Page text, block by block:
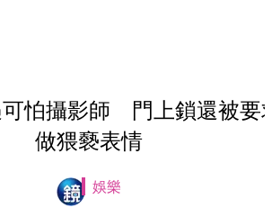
可怕攝影師 門上鎖還被要
做猥褻表情
娛樂